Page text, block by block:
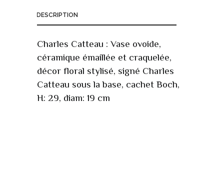
DESCRIPTION
Charles Catteau : Vase ovoide,
céramique émaillée et craquelée,
décor floral stylisé, signé Charles
Catteau sous la base, cachet Boch,
H: 29, diam: 19 cm